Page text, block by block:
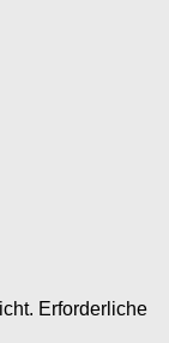
Erforderliche